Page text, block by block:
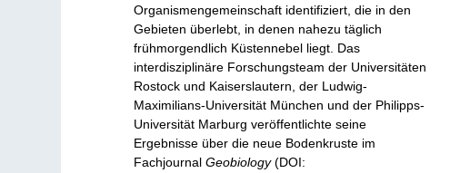
Organismengemeinschaft identifiziert, die in den
Gebieten überlebt, in denen nahezu täglich
frühmorgendlich Küstennebel liegt. Das
interdisziplinäre Forschungsteam der Universitäten
Rostock und Kaiserslautern, der Ludwig-
Maximilians-Universität München und der Philipps-
Universität Marburg veröffentlichte seine
Ergebnisse über die neue Bodenkruste im
FachjournalGeobiology(DOI: